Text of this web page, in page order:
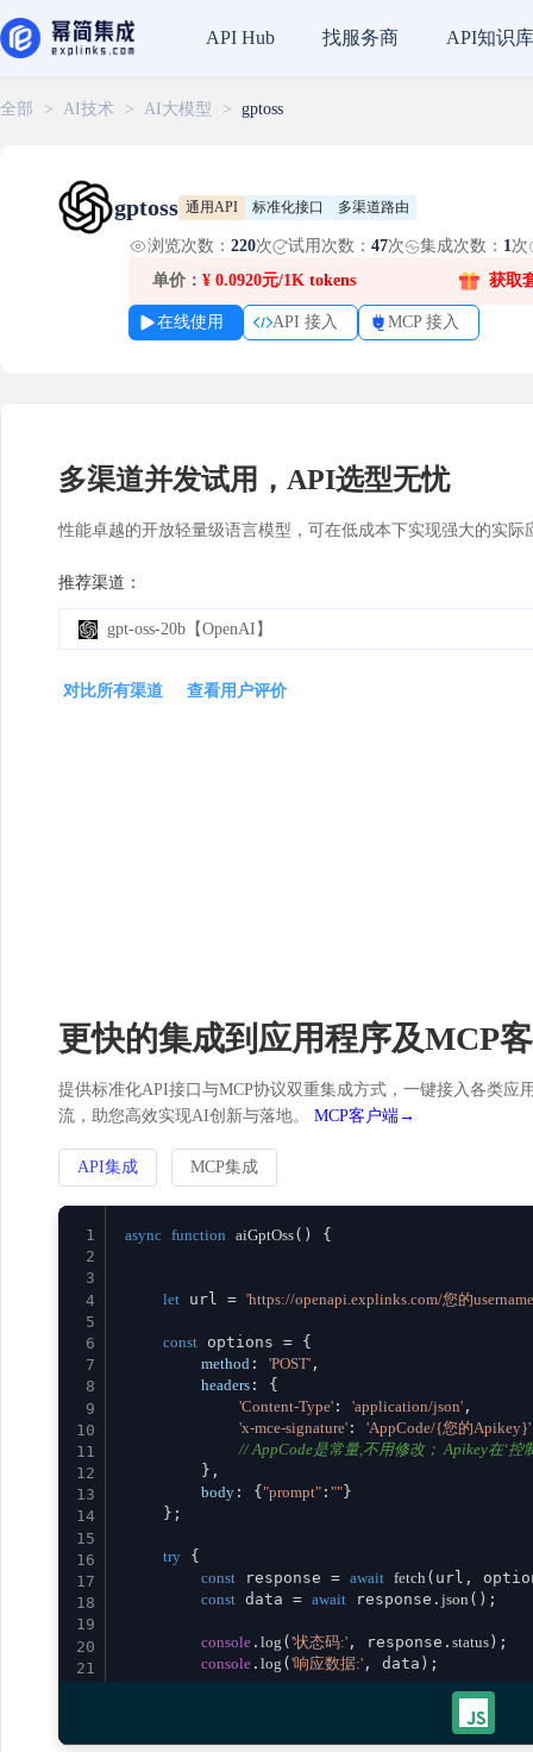
全部 > AI技术 > AI大模型 > gptoss
gptoss 通用API 标准化接口 多渠道路由
浏览次数： 220次 试用次数： 47次 集成次数： 1次
单价： ¥ 0.0920元/1K tokens 获取
在线使用 API 接入 MCP 接入
多渠道并发试用，API选型无忧
性能卓越的开放轻量级语言模型，可在低成本下实现强大的实际
推荐渠道：
gpt-oss-20b【OpenAI】
对比所有渠道 查看用户评价
更快的集成到应用程序及MCP
提供标准化API接口与MCP协议双重集成方式，一键接入各类
流，助您高效实现AI创新与落地。 MCP客户端→
API集成 MCP集成
1
2
3
4
5
6
7
8
9
10
11
12
13
14
15
16
17
18
19
20
21
async function aiGptOss( ) {
let url = 'https://openapi.explinks.com/您的
const options = {
method : 'POST' ,
headers : {
'Content-Type' : 'application/json' ,
'x-mce-signature' : 'AppCode/{您的Apikey}'
// AppCode是常量,不用修改； Apikey在‘控
        },
body : { "prompt" : "" }
    };
try {
const response = await fetch (url,
const data = await response. json ();
console . log ( '状态码:' , response. status );
console . log ( '响应数据:' , data);
API Hub 找服务商 API知识库